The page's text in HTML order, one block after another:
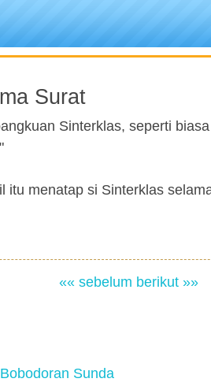
Surat
Sinterklas, seperti
itu menatap si Sinterklas
«« sebelum berikut »»
Bobodoran Sunda